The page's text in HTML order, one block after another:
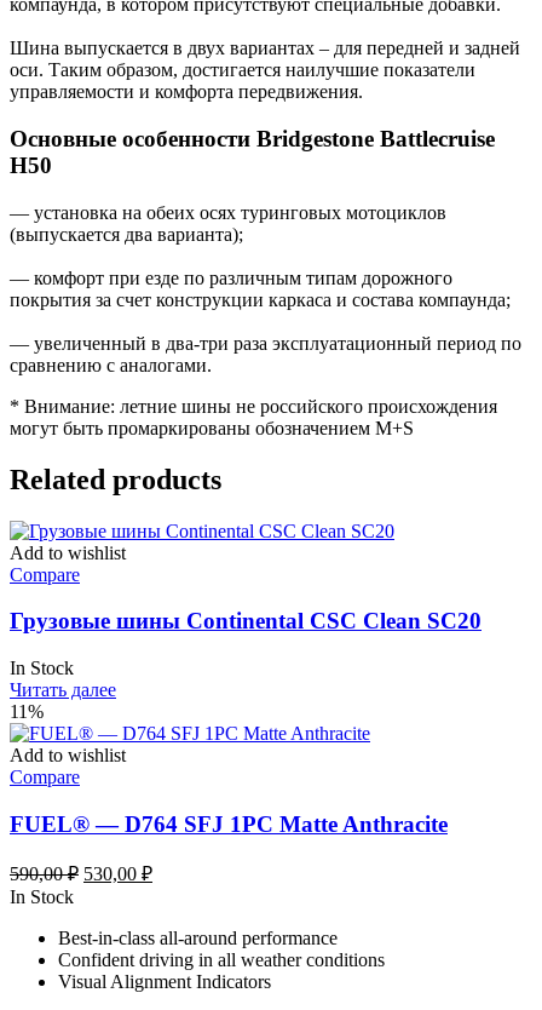
компаунда, в котором присутствуют специальные добавки.
Шина выпускается в двух вариантах – для передней и задней
оси. Таким образом, достигается наилучшие показатели
управляемости и комфорта передвижения.
Основные особенности Bridgestone Battlecruise
H50
— установка на обеих осях туринговых мотоциклов
(выпускается два варианта);
— комфорт при езде по различным типам дорожного
покрытия за счет конструкции каркаса и состава компаунда;
— увеличенный в два-три раза эксплуатационный период по
сравнению с аналогами.
* Внимание: летние шины не российского происхождения
могут быть промаркированы обозначением M+S
Related products
Add to wishlist
Compare
Грузовые шины Continental CSC Clean SC20
In Stock
Читать далее
11%
Add to wishlist
Compare
FUEL® — D764 SFJ 1PC Matte Anthracite
590,00₽ Первоначальная
590,00 ₽.
530,00 ₽Текущая
In Stock
Best-in-class all-around performance
Confident driving in all weather conditions
Visual Alignment Indicators